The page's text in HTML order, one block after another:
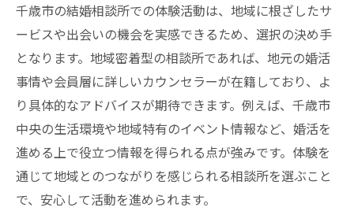
千歳市の結婚相談所での体験活動は、地域に根ざしたサ
ービスや出会いの機会を実感できるため、選択の決め手
となります。地域密着型の相談所であれば、地元の婚活
事情や会員層に詳しいカウンセラーが在籍しており、よ
り具体的なアドバイスが期待できます。例えば、千歳市
中央の生活環境や地域特有のイベント情報など、婚活を
進める上で役立つ情報を得られる点が強みです。体験を
通じて地域とのつながりを感じられる相談所を選ぶこと
で、安心して活動を進められます。